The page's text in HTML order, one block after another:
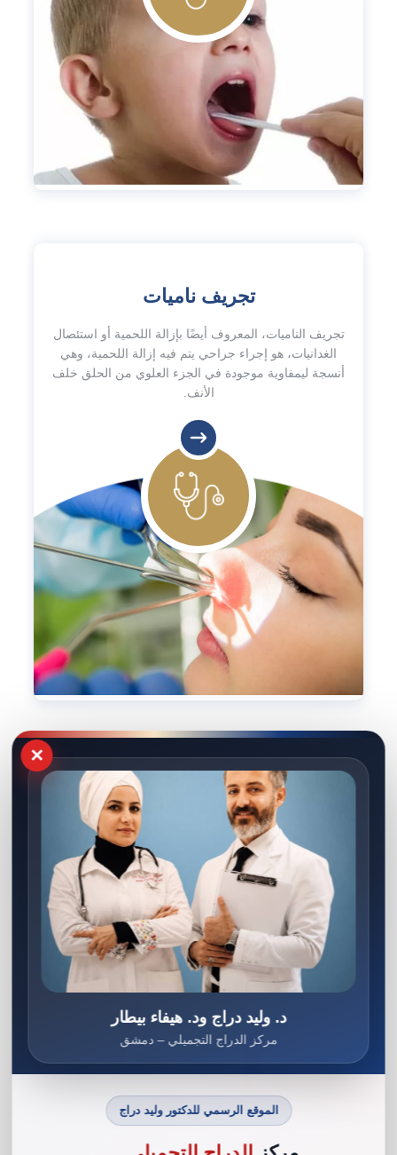
تجريف ناميات
تجريف الناميات، المعروف أيضًا بإزالة اللحمية أو استئصال
الغدانيات، هو إجراء جراحي يتم فيه إزالة اللحمية، وهي
أنسجة ليمفاوية موجودة في الجزء العلوي من الحلق خلف
الأنف.
تقويم وتيرة أنفية
تقويم الوتيرة الأنفية، المعروف أيضًا بجراحة تصحيح
الحاجز الأنفي أو رأب الوتيرة، هو إجراء جراحي يتم فيه
تصحيح انحراف الحاجز الأنفي. الحاجز الأنفي هو الجدار
الذي يفصل بين فتحتي الأنف، ويتكون من غضروف وعظم.
×
د. وليد دراج ود. هيفاء بيطار
مركز الدراج التجميلي – دمشق
الموقع الرسمي للدكتور وليد دراج